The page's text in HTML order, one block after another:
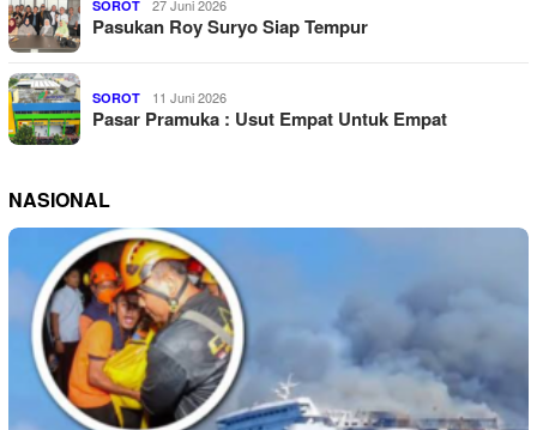
SOROT 27 Juni 2026
Pasukan Roy Suryo Siap Tempur
SOROT 11 Juni 2026
Pasar Pramuka : Usut Empat Untuk Empat
NASIONAL